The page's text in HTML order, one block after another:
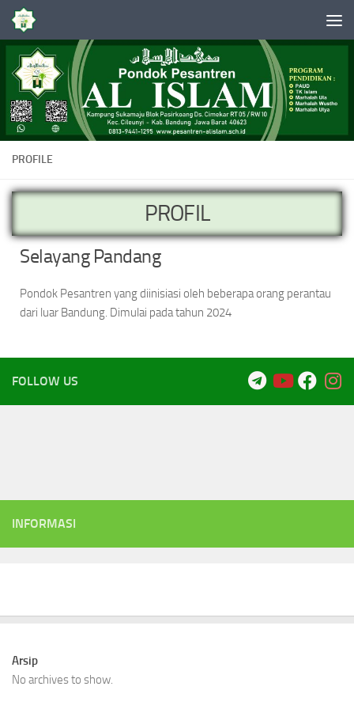
Skip to content
PROFILE
PROFIL
Selayang Pandang
Pondok Pesantren yang diinisiasi oleh beberapa orang perantau
dari luar Bandung. Dimulai pada tahun 2024
FOLLOW US
INFORMASI
Arsip
No archives to show.